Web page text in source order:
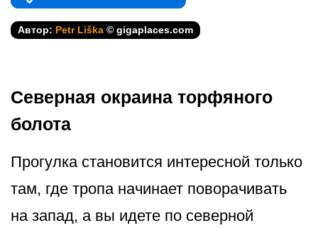
Автор: Petr Liška © gigaplaces.com
Северная окраина торфяного
болота
Прогулка становится интересной только
там, где тропа начинает поворачивать
на запад, а вы идете по северной